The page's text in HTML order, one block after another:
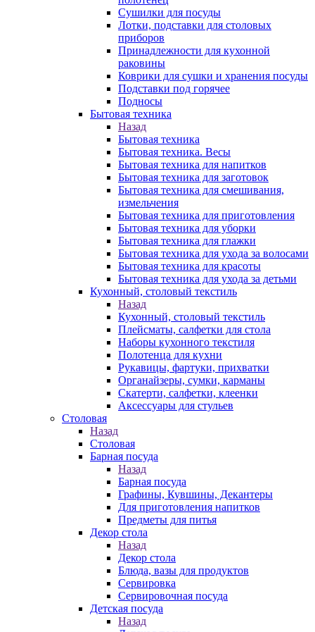
Сушилки для посуды
Лотки, подставки для столовых
приборов
Принадлежности для кухонной
раковины
Коврики для сушки и хранения посуды
Подставки под горячее
Подносы
Бытовая техника
Назад
Бытовая техника
Бытовая техника. Весы
Бытовая техника для напитков
Бытовая техника для заготовок
Бытовая техника для смешивания,
измельчения
Бытовая техника для приготовления
Бытовая техника для уборки
Бытовая техника для глажки
Бытовая техника для ухода за волосами
Бытовая техника для красоты
Бытовая техника для ухода за детьми
Кухонный, столовый текстиль
Назад
Кухонный, столовый текстиль
Плейсматы, салфетки для стола
Наборы кухонного текстиля
Полотенца для кухни
Рукавицы, фартуки, прихватки
Органайзеры, сумки, карманы
Скатерти, салфетки, клеенки
Аксессуары для стульев
Столовая
Назад
Столовая
Барная посуда
Назад
Барная посуда
Графины, Кувшины, Декантеры
Для приготовления напитков
Предметы для питья
Декор стола
Назад
Декор стола
Блюда, вазы для продуктов
Сервировка
Сервировочная посуда
Детская посуда
Назад